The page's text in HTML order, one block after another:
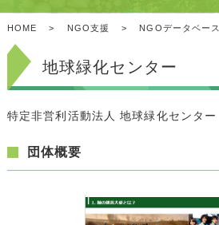
HOME > NGO支援 > NGOデータベース
地球緑化センター
特定非営利活動法人 地球緑化センター
団体概要